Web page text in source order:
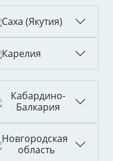
Саха (Якутия)
Карелия
Кабардино-
Балкария
Новгородская
область